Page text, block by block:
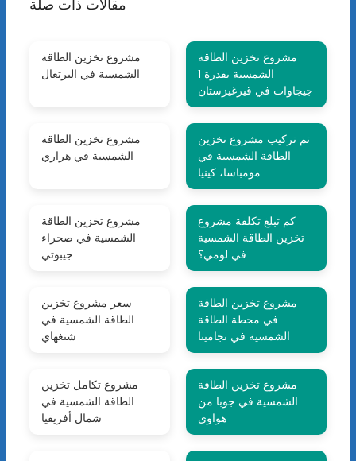
مقالات ذات صلة
مشروع تخزين الطاقة
الشمسية في البرتغال
مشروع تخزين الطاقة
الشمسية بقدرة 1
جيجاوات في قيرغيزستان
مشروع تخزين الطاقة
الشمسية في هراري
تم تركيب مشروع تخزين
الطاقة الشمسية في
مومباسا، كينيا
مشروع تخزين الطاقة
الشمسية في صحراء
جيبوتي
كم تبلغ تكلفة مشروع
تخزين الطاقة الشمسية
في لومي؟
سعر مشروع تخزين
الطاقة الشمسية في
شنغهاي
مشروع تخزين الطاقة
في محطة الطاقة
الشمسية في نجامينا
مشروع تكامل تخزين
الطاقة الشمسية في
شمال أفريقيا
مشروع تخزين الطاقة
الشمسية في جوبا من
هواوي